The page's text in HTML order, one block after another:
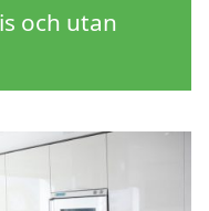
och utan